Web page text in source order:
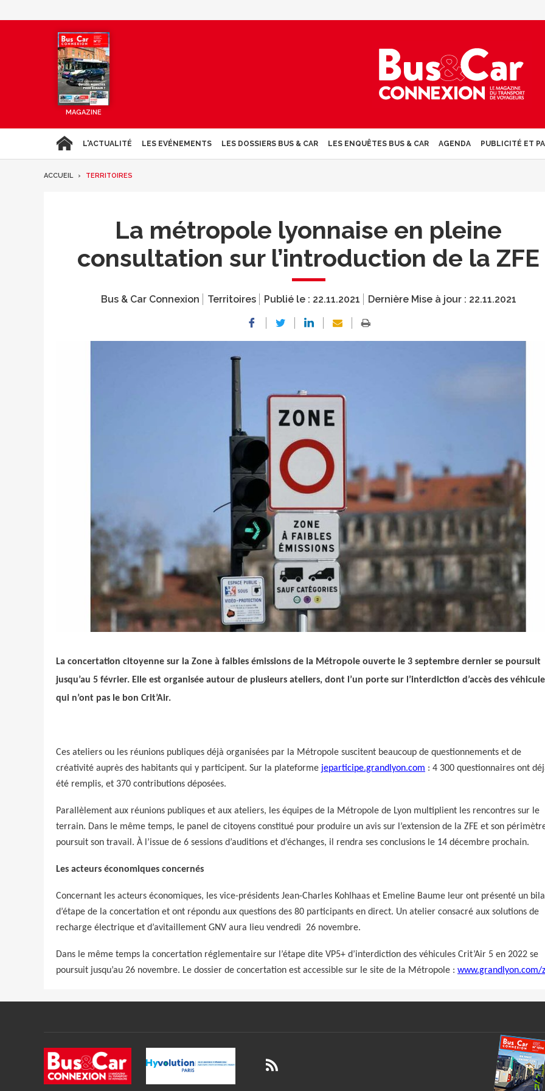
MAGAZINE
L'ACTUALITÉ LES EVÉNEMENTS LES DOSSIERS BUS & CAR LES ENQUÊTES BUS & CAR AGENDA PUBLICITÉ ET
ACCUEIL TERRITOIRES
La métropole lyonnaise en pleine
consultation sur l’introduction de la ZFE
Bus & Car Connexion Territoires Publié le : 22.11.2021 Dernière Mise à jour : 22.11.2021
Crédit photo
La concertation citoyenne sur la Zone à faibles émissions de la Métropole ouverte le 3 septembre dernier se poursuit
jusqu’au 5 février. Elle est organisée autour de plusieurs ateliers, dont l’un porte sur l’interdiction d’accès des
qui n’ont pas le bon Crit’Air.
Ces ateliers ou les réunions publiques déjà organisées par la Métropole suscitent beaucoup de questionnements et de
créativité auprès des habitants qui y participent. Sur la plateforme jeparticipe.grandlyon.com : 4 300 questionnaires ont
été remplis, et 370 contributions déposées.
Parallèlement aux réunions publiques et aux ateliers, les équipes de la Métropole de Lyon multiplient les rencontres sur le
terrain. Dans le même temps, le panel de citoyens constitué pour produire un avis sur l’extension de la ZFE et son
poursuit son travail. À l’issue de 6 sessions d’auditions et d’échanges, il rendra ses conclusions le 14 décembre prochain.
Les acteurs économiques concernés
Concernant les acteurs économiques, les vice-présidents Jean-Charles Kohlhaas et Emeline Baume leur ont présenté un
d’étape de la concertation et ont répondu aux questions des 80 participants en direct. Un atelier consacré aux solutions de
recharge électrique et d’avitaillement GNV aura lieu vendredi 26 novembre.
Dans le même temps la concertation réglementaire sur l’étape dite VP5+ d’interdiction des véhicules Crit’Air 5 en 2022 se
poursuit jusqu’au 26 novembre. Le dossier de concertation est accessible sur le site de la Métropole : www.grandlyon.com/